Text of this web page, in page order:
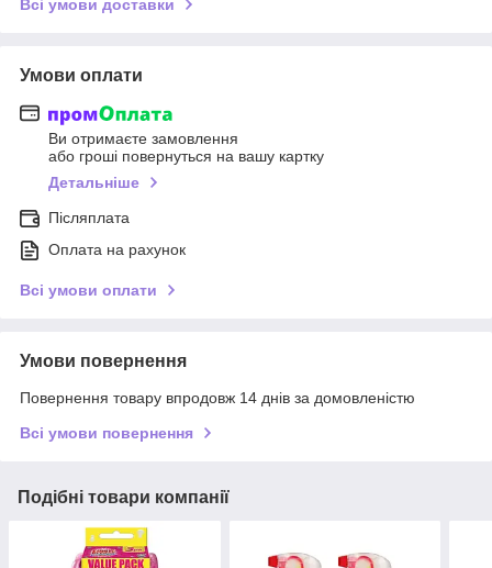
Всі умови доставки
Умови оплати
Ви отримаєте замовлення
або гроші повернуться на вашу картку
Детальніше
Післяплата
Оплата на рахунок
Всі умови оплати
Умови повернення
Повернення товару впродовж 14 днів за домовленістю
Всі умови повернення
Подібні товари компанії